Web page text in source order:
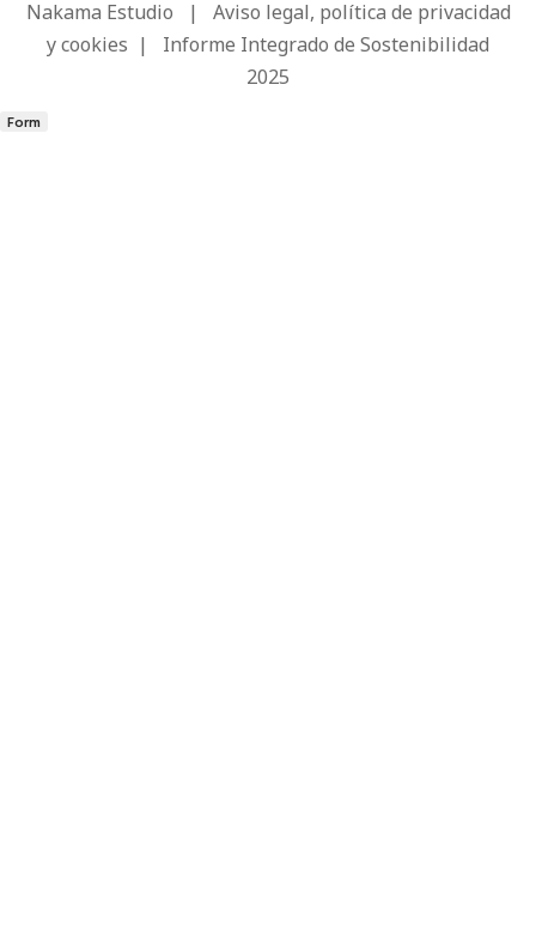
Nakama Estudio | Aviso legal, política de privacidad
y cookies | Informe Integrado de Sostenibilidad
2025
Form